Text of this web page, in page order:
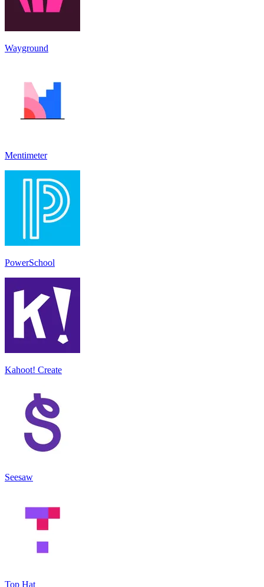
Wayground
Mentimeter
PowerSchool
Kahoot! Create
Seesaw
Top Hat